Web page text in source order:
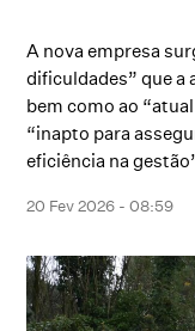
A nova empresa
dificuldades” que
bem como ao
“inapto para
eficiência na
20 Fev 2026 - 08:59